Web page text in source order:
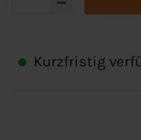
Kurzfristig